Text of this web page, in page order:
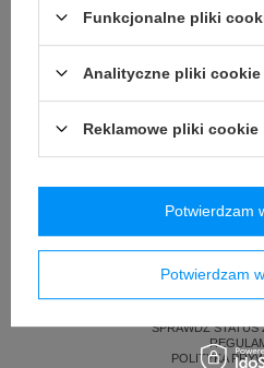
Pomoc i
ZWROTY I
SPRAWDŹ STATUS
POLITYKA
Funkcjonalne pliki
Analityczne pliki cookie
Reklamowe pliki cookie
Potwierdzam
Potwierdzam